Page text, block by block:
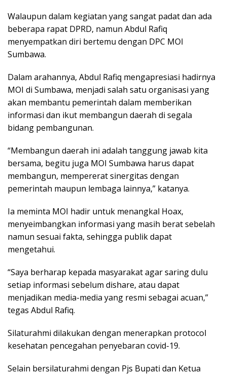
Walaupun dalam kegiatan yang sangat padat dan ada
beberapa rapat DPRD, namun Abdul Rafiq
menyempatkan diri bertemu dengan DPC MOI
Sumbawa.
Dalam arahannya, Abdul Rafiq mengapresiasi hadirnya
MOI di Sumbawa, menjadi salah satu organisasi yang
akan membantu pemerintah dalam memberikan
informasi dan ikut membangun daerah di segala
bidang pembangunan.
“Membangun daerah ini adalah tanggung jawab kita
bersama, begitu juga MOI Sumbawa harus dapat
membangun, mempererat sinergitas dengan
pemerintah maupun lembaga lainnya,” katanya.
Ia meminta MOI hadir untuk menangkal Hoax,
menyeimbangkan informasi yang masih berat sebelah
namun sesuai fakta, sehingga publik dapat
mengetahui.
“Saya berharap kepada masyarakat agar saring dulu
setiap informasi sebelum dishare, atau dapat
menjadikan media-media yang resmi sebagai acuan,”
tegas Abdul Rafiq.
Silaturahmi dilakukan dengan menerapkan protocol
kesehatan pencegahan penyebaran covid-19.
Selain bersilaturahmi dengan Pjs Bupati dan Ketua